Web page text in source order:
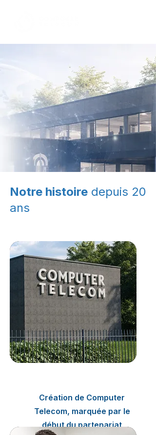
Notre histoire depuis 20
ans
Création de Computer
Telecom, marquée par le
début du partenariat